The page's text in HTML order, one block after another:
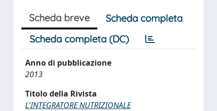
Scheda breve
Scheda completa
Scheda completa (DC)
Anno di pubblicazione
2013
Titolo della Rivista
L'INTEGRATORE NUTRIZIONALE